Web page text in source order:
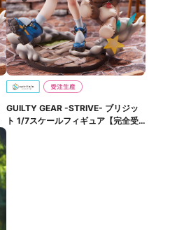
GUILTY GEAR -STRIVE- ブリジッ
ト 1/7スケールフィギュア【完全受